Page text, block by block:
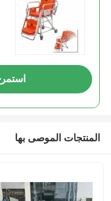
استمر
المنتجات الموصى بها